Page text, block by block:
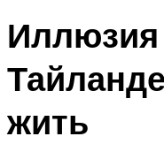
Иллюзия
жить